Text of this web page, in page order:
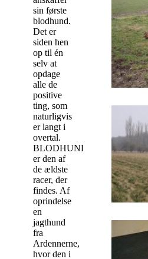
sin første
blodhund.
Det er
siden hen
op til én
selv at
opdage
alle de
positive
ting, som
naturligvis
er langt i
overtal.
BLODHUNDEN
er den af
de ældste
racer, der
findes. Af
oprindelse
en
jagthund
fra
Ardennerne,
hvor den i